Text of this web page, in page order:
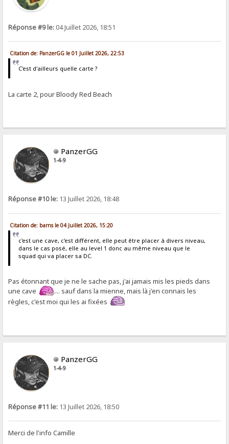
Réponse #9 le: 04 Juillet 2026, 18:51
Citation de: PanzerGG le 01 Juillet 2026, 22:53
C'est d'ailleurs quelle carte ?
La carte 2, pour Bloody Red Beach
PanzerGG
1-4-9
Réponse #10 le: 13 Juillet 2026, 18:48
Citation de: barns le 04 Juillet 2026, 15:20
c'est une cave, c'est différent, elle peut être placer à divers niveau,
dans le cas posé, elle au level 1 donc au même niveau que le
squad qui va placer sa DC.
Pas étonnant que je ne le sache pas, j'ai jamais mis les pieds dans
une cave
.... sauf dans la mienne, mais là j'en connais les
règles, c'est moi qui les ai fixées
PanzerGG
1-4-9
Réponse #11 le: 13 Juillet 2026, 18:50
Merci de l'info Camille